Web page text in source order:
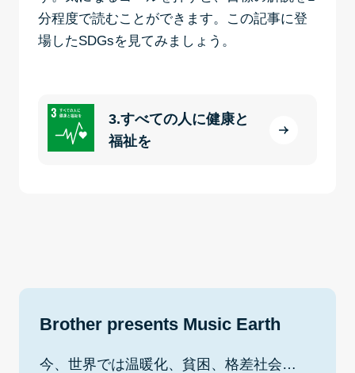
分程度で読むことができます。この記事に登
場したSDGsを見てみましょう。
3.すべての人に健康と
福祉を
Brother presents Music Earth
今、世界では温暖化、貧困、格差社会…